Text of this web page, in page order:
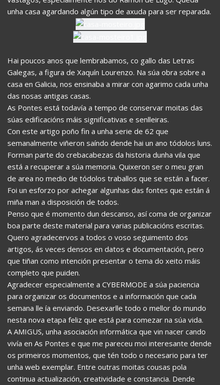
unha casa agardando algún tipo de axuda para ser reparada.
Hai poucos anos que lembrabamos, co gallo das Letras
Galegas, a figura de Xaquín Lourenzo. Na súa obra sobre a
casa en Galicia, nos ensinaba a mirar con agarimo cada unha
das nosas antigas casas.
As Pontes está todavía a tempo de conservar moitas das
súas edificacións máis significativas e senlleiras.
Con este artigo poño fin a unha serie de 62 que
semanalmente viñeron saíndo dende hai un ano tódolos luns.
Forman parte do crebacabezas da historia dunha vila que
está a recuperar a súa memoria. Quixeron ser o meu gran
de area no medio de tódolos traballos que se están a facer.
Foi un esforzo por achegar algunhas das fontes que están á
miña man a disposición de todos.
Penso que é momento dun descanso, así coma de organizar
boa parte deste material para varias publicacións escritas.
Quero agradecervos a todos o voso seguimento dos
artigos, ás veces densos en datos e documentación, pero
que tiñan como intención presentar o tema do xeito máis
completo que puiden.
Agradecer especialmente a CYBERMODE a súa paciencia
para organizar os documentos e a información que cada
semana lle ía enviando. Desexarlle todo o mellor do mundo
nesta nova etapa feliz que está para comezar na súa vida.
A AMIGUS, unha asociación informática que vin nacer cando
vivía en As Pontes e que me pareceu moi interesante dende
os primeiros momentos, que tén todo o necesario para ter
unha web exemplar. Entre outras moitas cousas pola
continua actualización, creatividade e constancia. Dende